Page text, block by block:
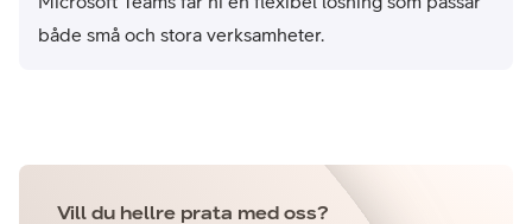
både små och stora verksamheter.
Vill du hellre prata med oss?